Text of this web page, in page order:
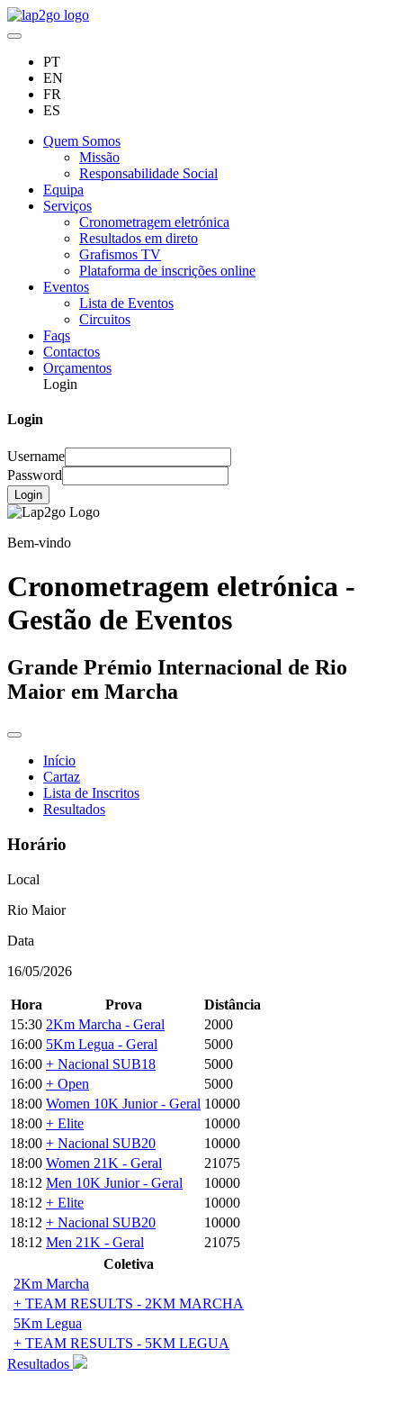
PT
EN
FR
ES
Quem Somos
Missão
Responsabilidade Social
Equipa
Serviços
Cronometragem eletrónica
Resultados em direto
Grafismos TV
Plataforma de inscrições online
Eventos
Lista de Eventos
Circuitos
Faqs
Contactos
Orçamentos
Login
Login
Username
Password
Login
Bem-vindo
Cronometragem eletrónica -
Gestão de Eventos
Grande Prémio Internacional de Rio
Maior em Marcha
Início
Cartaz
Lista de Inscritos
Resultados
Horário
Local
Rio Maior
Data
16/05/2026
Hora Prova
Distância
15:30 2Km Marcha - Geral
2000
16:00 5Km Legua - Geral
5000
16:00 + Nacional SUB18
5000
16:00 + Open
5000
18:00 Women 10K Junior - Geral 10000
18:00 + Elite
10000
18:00 + Nacional SUB20
10000
18:00 Women 21K - Geral
21075
18:12 Men 10K Junior - Geral
10000
18:12 + Elite
10000
18:12 + Nacional SUB20
10000
18:12 Men 21K - Geral
21075
Coletiva
2Km Marcha
+ TEAM RESULTS - 2KM MARCHA
5Km Legua
+ TEAM RESULTS - 5KM LEGUA
Resultados